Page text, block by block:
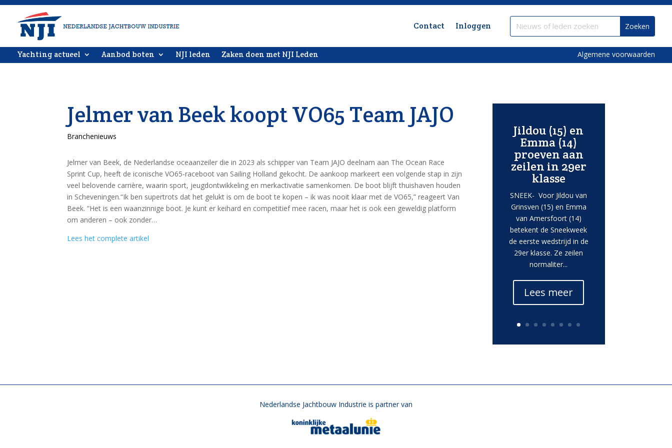
Contact Inloggen
Yachting actueel Aanbod boten NJI leden Zaken doen met NJI Leden Algemene voorwaarden
Jelmer van Beek koopt VO65 Team JAJO
Branchenieuws
Jelmer van Beek, de Nederlandse oceaanzeiler die in 2023 als schipper van Team JAJO deelnam aan The Ocean Race
Sprint Cup, heeft de iconische VO65-raceboot van Sailing Holland gekocht. De aankoop markeert een volgende stap in zijn
veel belovende carrière, waarin sport, jeugdontwikkeling en merkactivatie samenkomen. De boot blijft thuishaven houden
in Scheveningen.“Ik ben supertrots dat het gelukt is om de boot te kopen – ik was nooit klaar met de VO65,” reageert Van
Beek. “Het is een waanzinnige boot. Je kunt er keihard en competitief mee racen, maar het is ook een geweldig platform
om anderen – ook zonder…
Lees het complete artikel
Jildou (15) en
Emma (14)
proeven aan
zeilen in 29er
klasse
SNEEK- Voor Jildou van
Grinsven (15) en Emma
van Amersfoort (14)
betekent de Sneekweek
de eerste wedstrijd in de
29er klasse. Ze zeilen
normaliter...
Lees meer
Nederlandse Jachtbouw Industrie is partner van